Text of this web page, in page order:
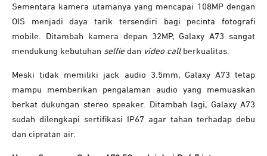
Sementara kamera utamanya yang mencapai 108MP dengan
OIS menjadi daya tarik tersendiri bagi pecinta fotografi
mobile. Ditambah kamera depan 32MP, Galaxy A73 sangat
mendukung kebutuhan selfie dan video callberkualitas.
Meski tidak memiliki jack audio 3.5mm, Galaxy A73 tetap
mampu memberikan pengalaman audio yang memuaskan
berkat dukungan stereo speaker. Ditambah lagi, Galaxy A73
sudah dilengkapi sertifikasi IP67 agar tahan terhadap debu
dan cipratan air.